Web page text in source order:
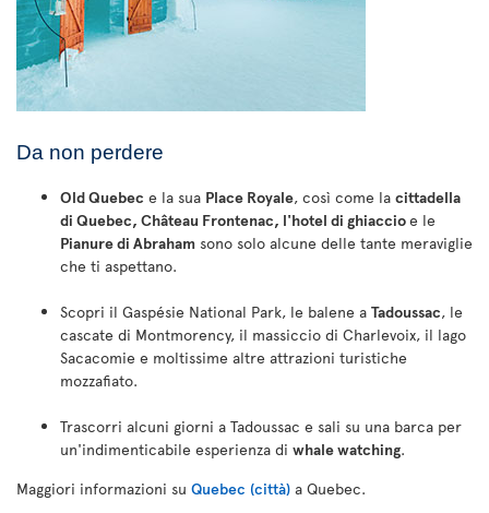
Da non perdere
Old Quebec e la sua Place Royale, così come la cittadella
di Quebec, Château Frontenac, l'hotel di ghiaccioe le
Pianure di Abraham sono solo alcune delle tante meraviglie
che ti aspettano.
Scopri il Gaspésie National Park, le balene a Tadoussac, le
cascate di Montmorency, il massiccio di Charlevoix, il lago
Sacacomie e moltissime altre attrazioni turistiche
mozzafiato.
Trascorri alcuni giorni a Tadoussac e sali su una barca per
un'indimenticabile esperienza di whale watching.
Maggiori informazioni su Quebec (città) a Quebec.